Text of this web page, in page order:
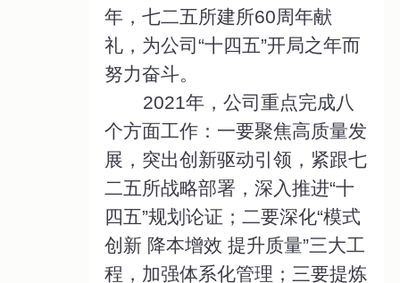
年，七二五所建所60周年献
礼，为公司“十四五”开局之年而
努力奋斗。
2021年，公司重点完成八
个方面工作：一要聚焦高质量发
展，突出创新驱动引领，紧跟七
二五所战略部署，深入推进“十
四五”规划论证；二要深化“模式
创新 降本增效 提升质量”三大工
程，加强体系化管理；三要提炼